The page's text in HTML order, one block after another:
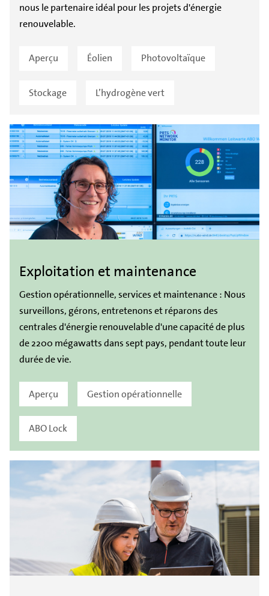
nous le partenaire idéal pour les projets d'énergie
renouvelable.
Aperçu Éolien Photovoltaïque
Stockage L’hydrogène vert
Exploitation et maintenance
Gestion opérationnelle, services et maintenance : Nous
surveillons, gérons, entretenons et réparons des
centrales d'énergie renouvelable d'une capacité de plus
de 2200 mégawatts dans sept pays, pendant toute leur
durée de vie.
Aperçu Gestion opérationnelle
ABO Lock